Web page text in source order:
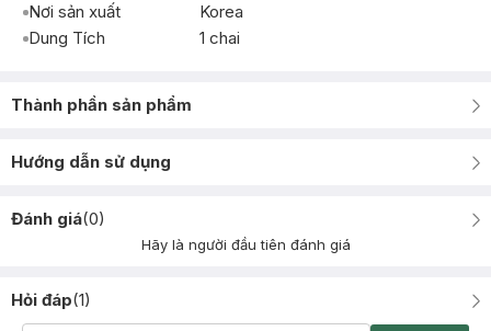
Nơi sản xuất
Korea
Dung Tích
1 chai
Thành phần sản phẩm
Hướng dẫn sử dụng
Đánh giá(0)
Hãy là người đầu tiên đánh giá
Hỏi đáp(1)